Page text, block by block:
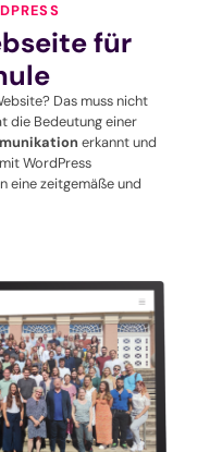
für
Das muss nicht
die Bedeutung einer
erkannt und
WordPress
eine zeitgemäße und